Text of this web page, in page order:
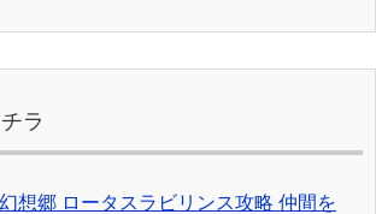
ラ
想郷 ロータスラビリンス攻略 仲間を